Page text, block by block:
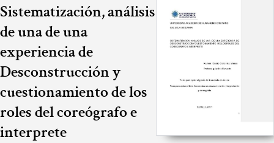
Sistematización, análisis
de una de una
experiencia de
Desconstrucción y
cuestionamiento de los
roles del coreógrafo e
interprete